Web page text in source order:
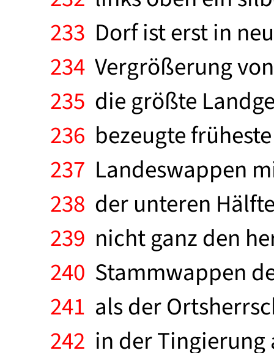
233 Dorf ist erst in
234 Vergrößerung
235 die größte
236 bezeugte
237 Landeswappen
238 der unteren
239 nicht ganz den
240 Stammwappen
241 als der
242 in der